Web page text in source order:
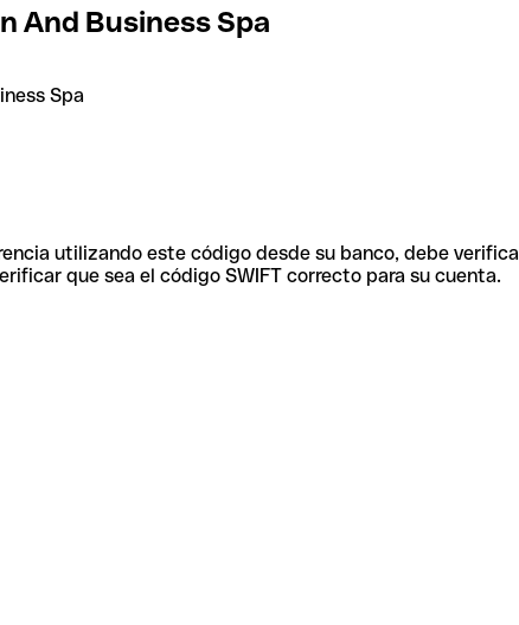
And Business Spa
Spa
utilizando este código desde su banco, debe
que sea el código SWIFT correcto para su cuenta.